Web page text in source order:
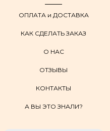
ОПЛАТА и ДОСТАВКА
КАК СДЕЛАТЬ ЗАКАЗ
О НАС
ОТЗЫВЫ
КОНТАКТЫ
А ВЫ ЭТО ЗНАЛИ?